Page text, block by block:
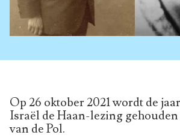
Op 26 oktober 2021 wordt de
Israël de Haan-lezing
van de Pol.